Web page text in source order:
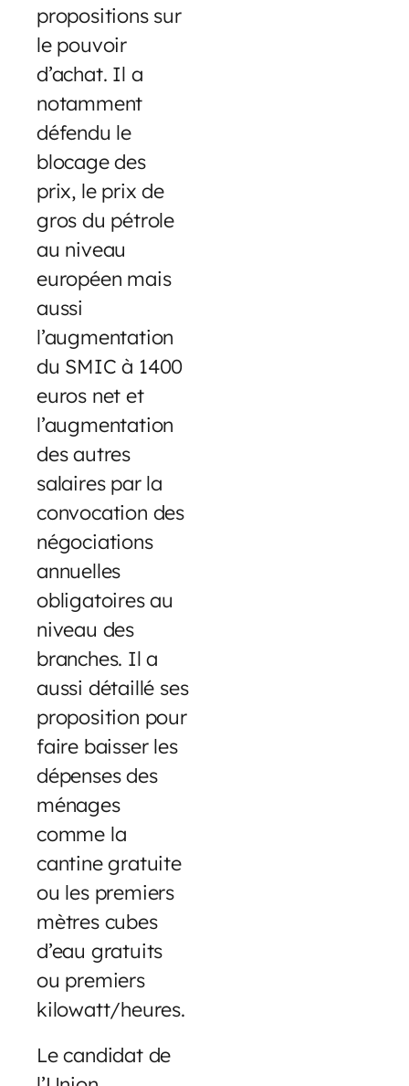
propositions sur
le pouvoir
d’achat. Il a
notamment
défendu le
blocage des
prix, le prix de
gros du pétrole
au niveau
européen mais
aussi
l’augmentation
du SMIC à 1400
euros net et
l’augmentation
des autres
salaires par la
convocation des
négociations
annuelles
obligatoires au
niveau des
branches. Il a
aussi détaillé ses
proposition pour
faire baisser les
dépenses des
ménages
comme la
cantine gratuite
ou les premiers
mètres cubes
d’eau gratuits
ou premiers
kilowatt/heures.
Le candidat de